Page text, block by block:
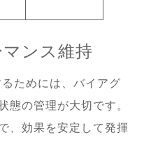
ンス維持
ためには、バイアグ
態の管理が大切です。
、効果を安定して発揮